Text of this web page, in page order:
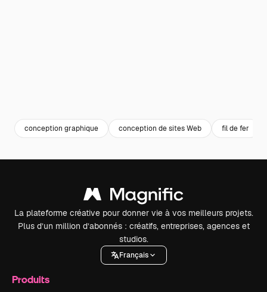
conception graphique conception de sites Web fil de fer
La plateforme créative pour donner vie à vos meilleurs projets.
Plus d’un million d’abonnés : créatifs, entreprises, agences et
studios.
Français
Produits